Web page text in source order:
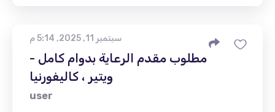
سبتمبر 11, 2025, 5:14 م
مطلوب مقدم الرعاية بدوام كامل -
ويتير ، كاليفورنيا
user